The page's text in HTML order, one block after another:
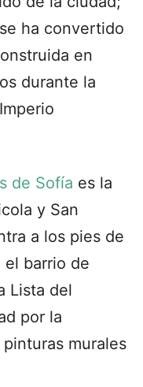
ha convertido
en
durante la
de Sofía es la
y San
a los pies de
el barrio de
Lista del
por la
pinturas murales